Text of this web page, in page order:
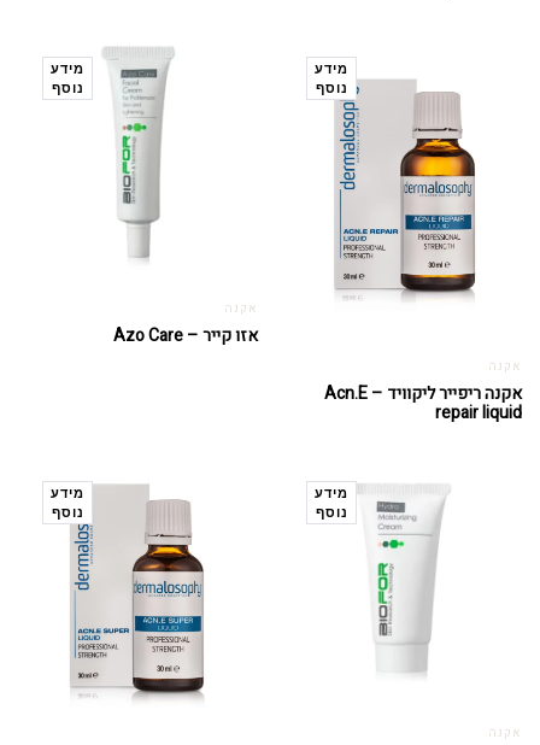
מידע
נוסף
אקנה
אקנה ריפייר ליקוויד – Acn.E
repair liquid
מידע
נוסף
אקנה
אזו קייר – Azo Care
מידע
נוסף
אקנה
מידע
נוסף